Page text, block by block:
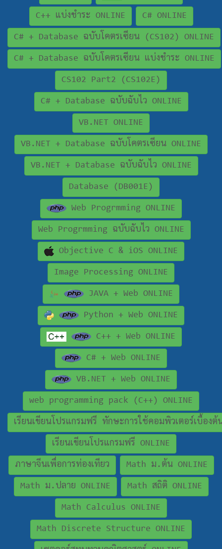
C++ แบ่งชำระ ONLINE C# ONLINE
C# + Database ฉบับโคตรเซียน (CS102) ONLINE
C# + Database ฉบับโคตรเซียน แบ่งชำระ ONLINE
CS102 Part2 (CS102E)
C# + Database ฉบับฉับไว ONLINE
VB.NET ONLINE
VB.NET + Database ฉบับโคตรเซียน ONLINE
VB.NET + Database ฉบับฉับไว ONLINE
Database (DB001E)
Web Progrmming ONLINE
Web Progrmming ฉบับฉับไว ONLINE
Objective C & iOS ONLINE
Image Processing ONLINE
JAVA + Web ONLINE
Python + Web ONLINE
C++ + Web ONLINE
C# + Web ONLINE
VB.NET + Web ONLINE
web programming pack (C++) ONLINE
เรียนเขียนโปรแกรมฟรี ทักษะการใช้คอมพิวเตอร์เบื้องต้
เรียนเขียนโปรแกรมฟรี ONLINE
ภาษาจีนเพื่อการท่องเทียว Math ม.ต้น ONLINE
Math ม.ปลาย ONLINE Math สถิติ ONLINE
Math Calculus ONLINE
Math Discrete Structure ONLINE